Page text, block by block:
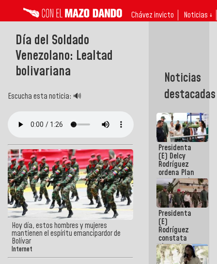
Chávez invicto Noticias ↓
Día del Soldado
Venezolano: Lealtad
bolivariana
Escucha esta noticia: 🔊
Hoy día, estos hombres y mujeres
mantienen el espíritu emancipardor de
Bolívar
Internet
Noticias
destacadas
Presidenta
(E) Delcy
Rodríguez
ordena Plan
maestro de
desarrollo
logístico y
turístico
para La
Guaira
Presidenta
(E)
Rodríguez
constata
obras de
rehabilitación